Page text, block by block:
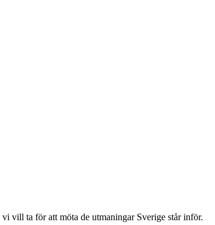
vill ta för att möta de utmaningar Sverige står inför.